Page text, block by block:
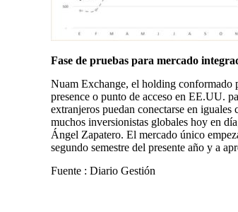
Fase de pruebas para mercado
Nuam Exchange, el holding conformado
presence o punto de acceso en EE.UU.
extranjeros puedan conectarse en
muchos inversionistas globales hoy en
Ángel Zapatero. El mercado único
segundo semestre del presente año y a
Fuente : Diario Gestión